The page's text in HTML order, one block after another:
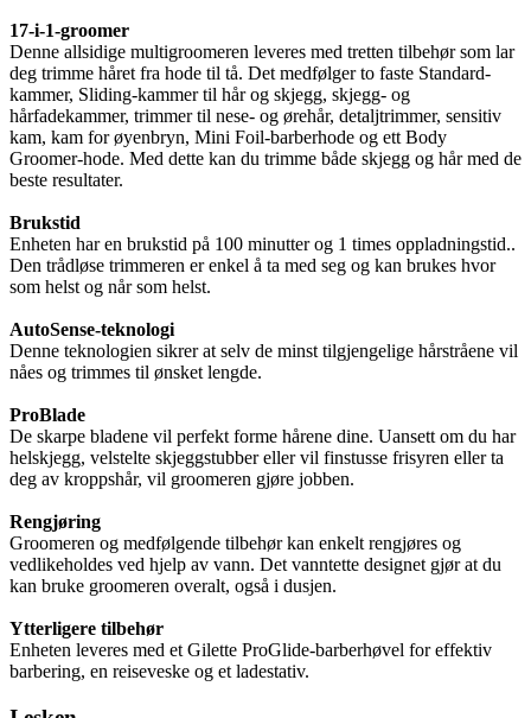
17-i-1-groomer
Denne allsidige multigroomeren leveres med tretten tilbehør som lar
deg trimme håret fra hode til tå. Det medfølger to faste Standard-
kammer, Sliding-kammer til hår og skjegg, skjegg- og
hårfadekammer, trimmer til nese- og ørehår, detaljtrimmer, sensitiv
kam, kam for øyenbryn, Mini Foil-barberhode og ett Body
Groomer-hode. Med dette kan du trimme både skjegg og hår med de
beste resultater.
Brukstid
Enheten har en brukstid på 100 minutter og 1 times oppladningstid..
Den trådløse trimmeren er enkel å ta med seg og kan brukes hvor
som helst og når som helst.
AutoSense-teknologi
Denne teknologien sikrer at selv de minst tilgjengelige hårstråene vil
nåes og trimmes til ønsket lengde.
ProBlade
De skarpe bladene vil perfekt forme hårene dine. Uansett om du har
helskjegg, velstelte skjeggstubber eller vil finstusse frisyren eller ta
deg av kroppshår, vil groomeren gjøre jobben.
Rengjøring
Groomeren og medfølgende tilbehør kan enkelt rengjøres og
vedlikeholdes ved hjelp av vann. Det vanntette designet gjør at du
kan bruke groomeren overalt, også i dusjen.
Ytterligere tilbehør
Enheten leveres med et Gilette ProGlide-barberhøvel for effektiv
barbering, en reiseveske og et ladestativ.